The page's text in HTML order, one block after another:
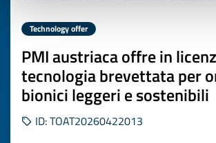
Technology offer
PMI austriaca offre in
tecnologia brevettata per
bionici leggeri e sostenibili
ID: TOAT20260422013